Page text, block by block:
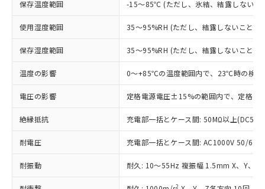
保存温度範囲 -15～85℃ (ただし、氷結、結露しないこ
使用湿度範囲 35～95%RH (ただし、結露しないこと)
保存湿度範囲 35～95%RH (ただし、結露しないこと)
温度の影響 0～+85℃の温度範囲内で、23℃時の検
電圧の影響 定格電源電圧±15%の範囲内で、定格電
絶縁抵抗 充電部一括とケース間: 50MΩ以上
耐電圧 充電部一括とケース間: AC1000V 50/
耐振動 耐久: 10～55Hz 複振幅 1.5mm X、Y、Z
2
以下の条件をお読みいただき、同意のうえ
ご利用ください。
本サービスは、当社制御機器事業取扱
商品の当社在庫状況および標準価格
(税抜)を提供させていただくもので
当社制御機器事業取扱商品の中には、
本サービスの対象外となる商品もある
ことをご了承ください。
在庫状況および標準価格照会結果は、
記載している更新日時点での社内デー
タに基づき作成されるものであり、閲
覧された時点での実際の在庫および標
対応予定なし：EU RoHS指令（10物質）の
非含有に非対応の商品で、対応品を出す予
調査・確認中：EU RoHS指令（10物質）の
非含有の対応状況を調査中または確認中の
商品です。
非該当品：ライセンス料など無形物で、有
害物質有無と関係のない商品です。
いたものが、含有品と判明した場合などや
むを得ず変更することがあります。
*EU RoHS指令（10物質）：
鉛(Pb) 1000ppm以下、 水銀(Hg) 1000ppm以下、 カド
ミウム(Cd) 100ppm以下、
※1 中国RoHS○×表
「○」：最大均質材料含有率が中国RoHSの
基準値以下であることを示します。
「×」：最大均質材料含有率が中国RoHSの
基準値を超えていることを示します。
為替および外国貿易法に定める商品
（以下｢規制貨物等」という）を輸出
または国外への提供する場合は、日本
国政府の輸出許可(または役務取引許